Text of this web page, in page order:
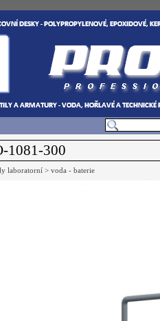
1081-300
laboratorní > voda - baterie